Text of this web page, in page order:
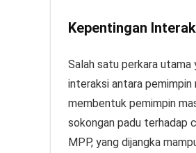
Kepentingan
Salah satu perkara utama
interaksi antara pemimpin
membentuk pemimpin
sokongan padu terhadap
MPP, yang dijangka